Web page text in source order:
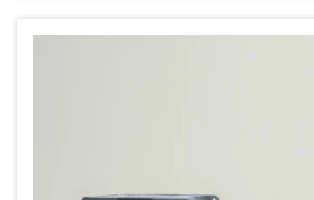
efficace et écologique...